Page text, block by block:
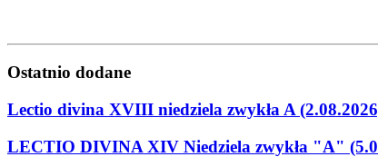
Ostatnio dodane
Lectio divina XVIII niedziela zwykła A
LECTIO DIVINA XIV Niedziela zwykła "A"